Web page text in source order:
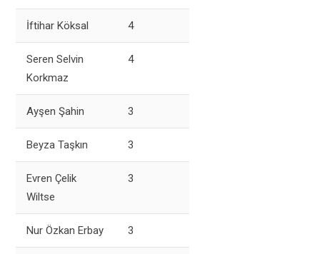
İftihar Köksal 4
Seren Selvin
Korkmaz
4
Ayşen Şahin 3
Beyza Taşkın 3
Evren Çelik
Wiltse
3
Nur Özkan Erbay 3